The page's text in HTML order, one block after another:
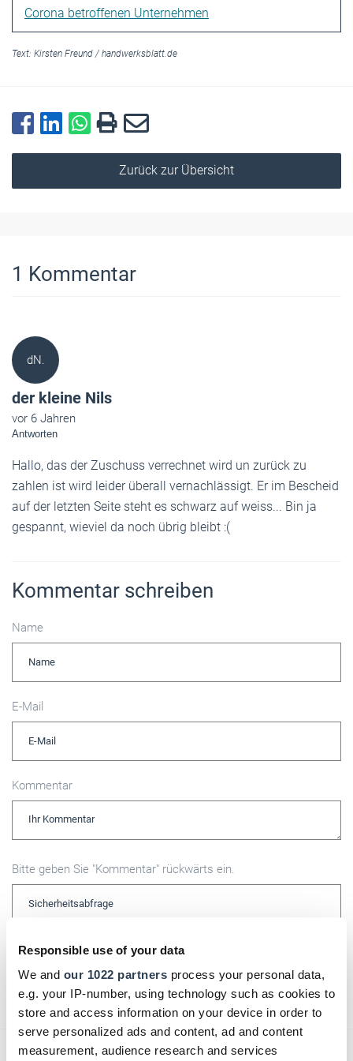
Responsible use of your data
We and our 1022 partners process your personal data,
e.g. your IP-number, using technology such as cookies to
store and access information on your device in order to
serve personalized ads and content, ad and content
measurement, audience research and services
Corona betroffenen Unternehmen
Text: Kirsten Freund / handwerksblatt.de
Zurück zur Übersicht
1 Kommentar
dN.
der kleine Nils
vor 6 Jahren
Antworten
Hallo, das der Zuschuss verrechnet wird un zurück zu
zahlen ist wird leider überall vernachlässigt. Er im Bescheid
auf der letzten Seite steht es schwarz auf weiss... Bin ja
gespannt, wieviel da noch übrig bleibt :(
Kommentar schreiben
Name
E-Mail
Kommentar
Bitte geben Sie "Kommentar" rückwärts ein.
Absenden